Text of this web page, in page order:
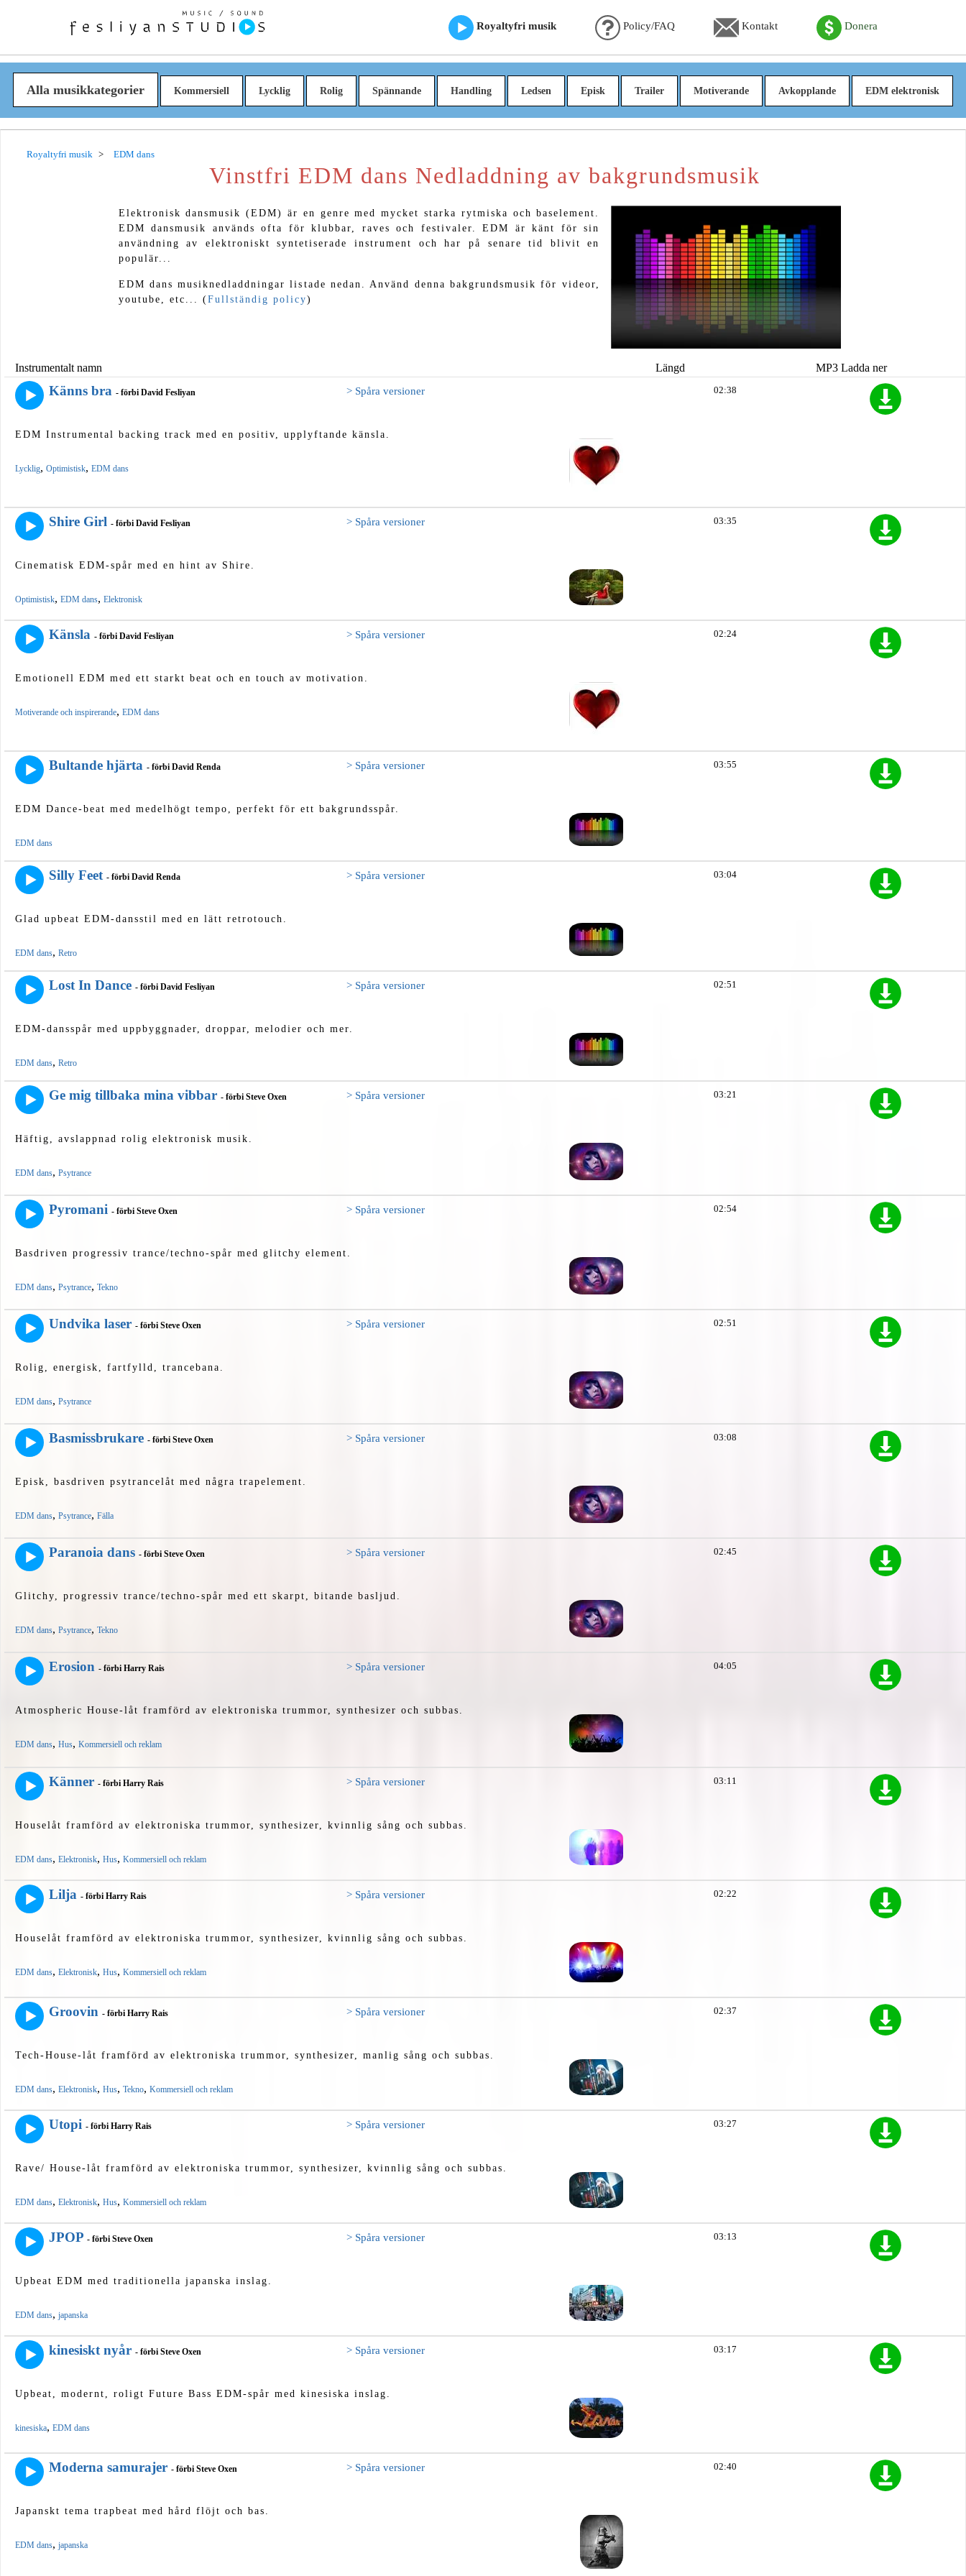
Royaltyfri musik Policy/FAQ Kontakt Donera
Alla musikkategorier Kommersiell Lycklig Rolig Spännande Handling Ledsen Episk Trailer Motiverande Avkopplande EDM elektronisk
Royaltyfri musik EDM dans
Vinstfri EDM dans Nedladdning av bakgrundsmusik
Elektronisk dansmusik (EDM) är en genre med mycket starka rytmiska och baselement.
EDM dansmusik används ofta för klubbar, raves och festivaler. EDM är känt för sin
användning av elektroniskt syntetiserade instrument och har på senare tid blivit en
populär...
EDM dans musiknedladdningar listade nedan. Använd denna bakgrundsmusik för videor,
youtube, etc... (Fullständig policy)
Instrumentalt namn Längd MP3 Ladda ner
Känns bra - förbi David Fesliyan > Spåra versioner
EDM Instrumental backing track med en positiv, upplyftande känsla.
Lycklig, Optimistisk, EDM dans
02:38
Shire Girl - förbi David Fesliyan > Spåra versioner
Cinematisk EDM-spår med en hint av Shire.
Optimistisk, EDM dans, Elektronisk
03:35
Känsla - förbi David Fesliyan > Spåra versioner
Emotionell EDM med ett starkt beat och en touch av motivation.
Motiverande och inspirerande, EDM dans
02:24
Bultande hjärta - förbi David Renda > Spåra versioner
EDM Dance-beat med medelhögt tempo, perfekt för ett bakgrundsspår.
EDM dans
03:55
Silly Feet - förbi David Renda > Spåra versioner
Glad upbeat EDM-dansstil med en lätt retrotouch.
EDM dans, Retro
03:04
Lost In Dance - förbi David Fesliyan > Spåra versioner
EDM-dansspår med uppbyggnader, droppar, melodier och mer.
EDM dans, Retro
02:51
Ge mig tillbaka mina vibbar - förbi Steve Oxen > Spåra versioner
Häftig, avslappnad rolig elektronisk musik.
EDM dans, Psytrance
03:21
Pyromani - förbi Steve Oxen > Spåra versioner
Basdriven progressiv trance/techno-spår med glitchy element.
EDM dans, Psytrance, Tekno
02:54
Undvika laser - förbi Steve Oxen > Spåra versioner
Rolig, energisk, fartfylld, trancebana.
EDM dans, Psytrance
02:51
Basmissbrukare - förbi Steve Oxen > Spåra versioner
Episk, basdriven psytrancelåt med några trapelement.
EDM dans, Psytrance, Fälla
03:08
Paranoia dans - förbi Steve Oxen > Spåra versioner
Glitchy, progressiv trance/techno-spår med ett skarpt, bitande basljud.
EDM dans, Psytrance, Tekno
02:45
Erosion - förbi Harry Rais > Spåra versioner
Atmospheric House-låt framförd av elektroniska trummor, synthesizer och subbas.
EDM dans, Hus, Kommersiell och reklam
04:05
Känner - förbi Harry Rais > Spåra versioner
Houselåt framförd av elektroniska trummor, synthesizer, kvinnlig sång och subbas.
EDM dans, Elektronisk, Hus, Kommersiell och reklam
03:11
Lilja - förbi Harry Rais > Spåra versioner
Houselåt framförd av elektroniska trummor, synthesizer, kvinnlig sång och subbas.
EDM dans, Elektronisk, Hus, Kommersiell och reklam
02:22
Groovin - förbi Harry Rais > Spåra versioner
Tech-House-låt framförd av elektroniska trummor, synthesizer, manlig sång och subbas.
EDM dans, Elektronisk, Hus, Tekno, Kommersiell och reklam
02:37
Utopi - förbi Harry Rais > Spåra versioner
Rave/ House-låt framförd av elektroniska trummor, synthesizer, kvinnlig sång och subbas.
EDM dans, Elektronisk, Hus, Kommersiell och reklam
03:27
JPOP - förbi Steve Oxen > Spåra versioner
Upbeat EDM med traditionella japanska inslag.
EDM dans, japanska
03:13
kinesiskt nyår - förbi Steve Oxen > Spåra versioner
Upbeat, modernt, roligt Future Bass EDM-spår med kinesiska inslag.
kinesiska, EDM dans
03:17
Moderna samurajer - förbi Steve Oxen > Spåra versioner
Japanskt tema trapbeat med hård flöjt och bas.
EDM dans, japanska
02:40